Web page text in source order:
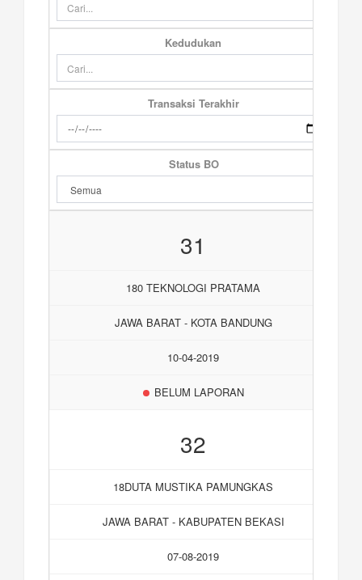
Kedudukan
Transaksi Terakhir
Status BO
31
180 TEKNOLOGI PRATAMA
JAWA BARAT - KOTA BANDUNG
10-04-2019
BELUM LAPORAN
32
18DUTA MUSTIKA PAMUNGKAS
JAWA BARAT - KABUPATEN BEKASI
07-08-2019